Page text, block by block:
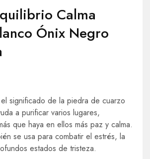
Calma
Ónix Negro
significado de la piedra de cuarzo
a purificar varios lugares,
que haya en ellos más paz y calma.
se usa para combatir el estrés, la
estados de tristeza.